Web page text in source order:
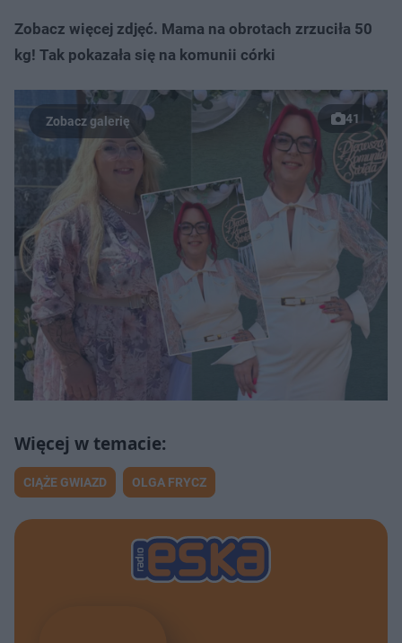
Zobacz więcej zdjęć. Mama na obrotach zrzuciła 50
kg! Tak pokazała się na komunii córki
41
CIĄŻE GWIAZD OLGA FRYCZ